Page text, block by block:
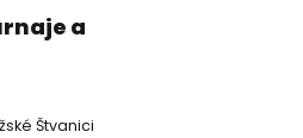
a
Štvanici